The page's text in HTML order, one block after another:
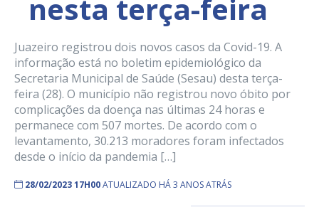
nesta terça-feira
Juazeiro registrou dois novos casos da Covid-19. A
informação está no boletim epidemiológico da
Secretaria Municipal de Saúde (Sesau) desta terça-
feira (28). O município não registrou novo óbito por
complicações da doença nas últimas 24 horas e
permanece com 507 mortes. De acordo com o
levantamento, 30.213 moradores foram infectados
desde o início da pandemia […]
28/02/2023 17H00ATUALIZADO HÁ 3 ANOS ATRÁS